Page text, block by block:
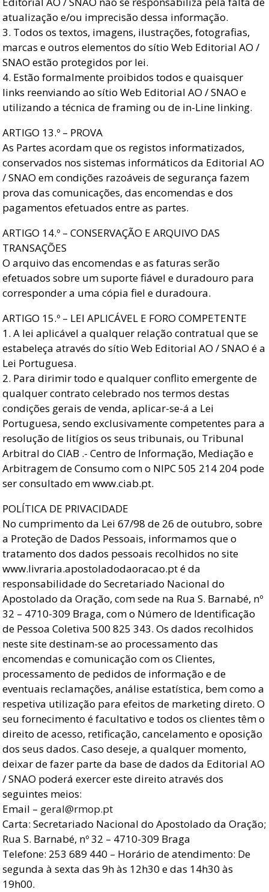
atualização e/ou imprecisão dessa informação.
3. Todos os textos, imagens, ilustrações, fotografias,
marcas e outros elementos do sítio Web Editorial AO /
SNAO estão protegidos por lei.
4. Estão formalmente proibidos todos e quaisquer
links reenviando ao sítio Web Editorial AO / SNAO e
utilizando a técnica de framing ou de in-Line linking.
ARTIGO 13.º – PROVA
As Partes acordam que os registos informatizados,
conservados nos sistemas informáticos da Editorial AO
/ SNAO em condições razoáveis de segurança fazem
prova das comunicações, das encomendas e dos
pagamentos efetuados entre as partes.
ARTIGO 14.º – CONSERVAÇÃO E ARQUIVO DAS
TRANSAÇÕES
O arquivo das encomendas e as faturas serão
efetuados sobre um suporte fiável e duradouro para
corresponder a uma cópia fiel e duradoura.
ARTIGO 15.º – LEI APLICÁVEL E FORO COMPETENTE
1. A lei aplicável a qualquer relação contratual que se
estabeleça através do sítio Web Editorial AO / SNAO é a
Lei Portuguesa.
2. Para dirimir todo e qualquer conflito emergente de
qualquer contrato celebrado nos termos destas
condições gerais de venda, aplicar-se-á a Lei
Portuguesa, sendo exclusivamente competentes para a
resolução de litígios os seus tribunais, ou Tribunal
Arbitral do CIAB .- Centro de Informação, Mediação e
Arbitragem de Consumo com o NIPC 505 214 204 pode
ser consultado em www.ciab.pt.
POLÍTICA DE PRIVACIDADE
No cumprimento da Lei 67/98 de 26 de outubro, sobre
a Proteção de Dados Pessoais, informamos que o
tratamento dos dados pessoais recolhidos no site
www.livraria.apostoladodaoracao.pt é da
responsabilidade do Secretariado Nacional do
Apostolado da Oração, com sede na Rua S. Barnabé, nº
32 – 4710-309 Braga, com o Número de Identificação
de Pessoa Coletiva 500 825 343. Os dados recolhidos
neste site destinam-se ao processamento das
encomendas e comunicação com os Clientes,
processamento de pedidos de informação e de
eventuais reclamações, análise estatística, bem como a
respetiva utilização para efeitos de marketing direto. O
seu fornecimento é facultativo e todos os clientes têm o
direito de acesso, retificação, cancelamento e oposição
dos seus dados. Caso deseje, a qualquer momento,
deixar de fazer parte da base de dados da Editorial AO
/ SNAO poderá exercer este direito através dos
seguintes meios:
Email – geral@rmop.pt
Carta: Secretariado Nacional do Apostolado da Oração;
Rua S. Barnabé, nº 32 – 4710-309 Braga
Telefone: 253 689 440 – Horário de atendimento: De
segunda à sexta das 9h às 12h30 e das 14h30 às
19h00.